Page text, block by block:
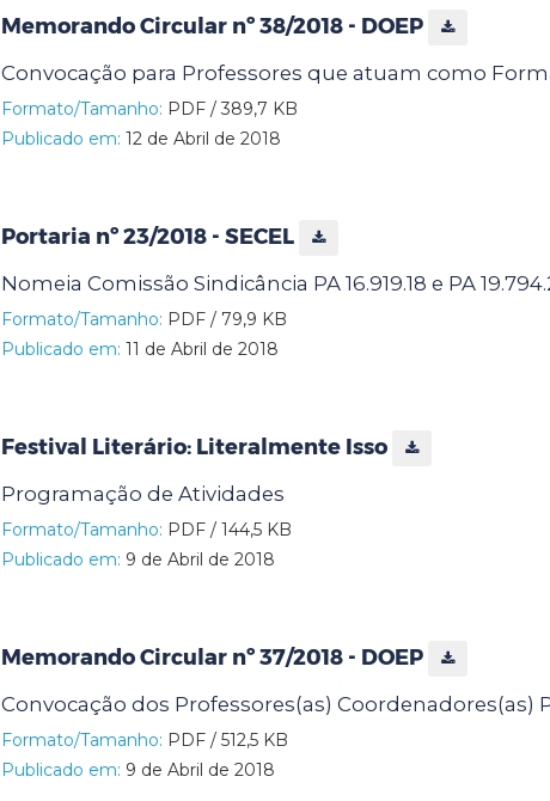
Memorando Circular nº 38/2018 - DOEP
Convocação para Professores que atuam como
Formato/Tamanho: PDF / 389,7 KB
Publicado em: 12 de Abril de 2018
Portaria nº 23/2018 - SECEL
Nomeia Comissão Sindicância PA 16.919.18 e PA
Formato/Tamanho: PDF / 79,9 KB
Publicado em: 11 de Abril de 2018
Festival Literário: Literalmente Isso
Programação de Atividades
Formato/Tamanho: PDF / 144,5 KB
Publicado em: 9 de Abril de 2018
Memorando Circular nº 37/2018 - DOEP
Convocação dos Professores(as) Coordenadores(as)
Formato/Tamanho: PDF / 512,5 KB
Publicado em: 9 de Abril de 2018